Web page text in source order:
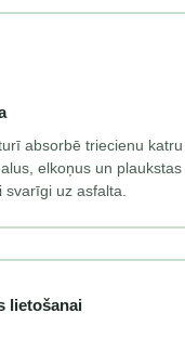
absorbē triecienu katru
elkoņus un plaukstas
uz asfalta.
lietošanai